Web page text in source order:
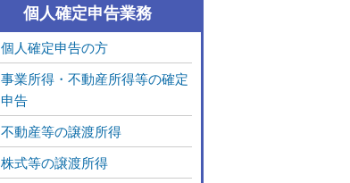
個人確定申告業務
個人確定申告の方
事業所得・不動産所得等の確定
申告
不動産等の譲渡所得
株式等の譲渡所得